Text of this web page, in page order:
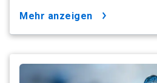
mehr anzeigen